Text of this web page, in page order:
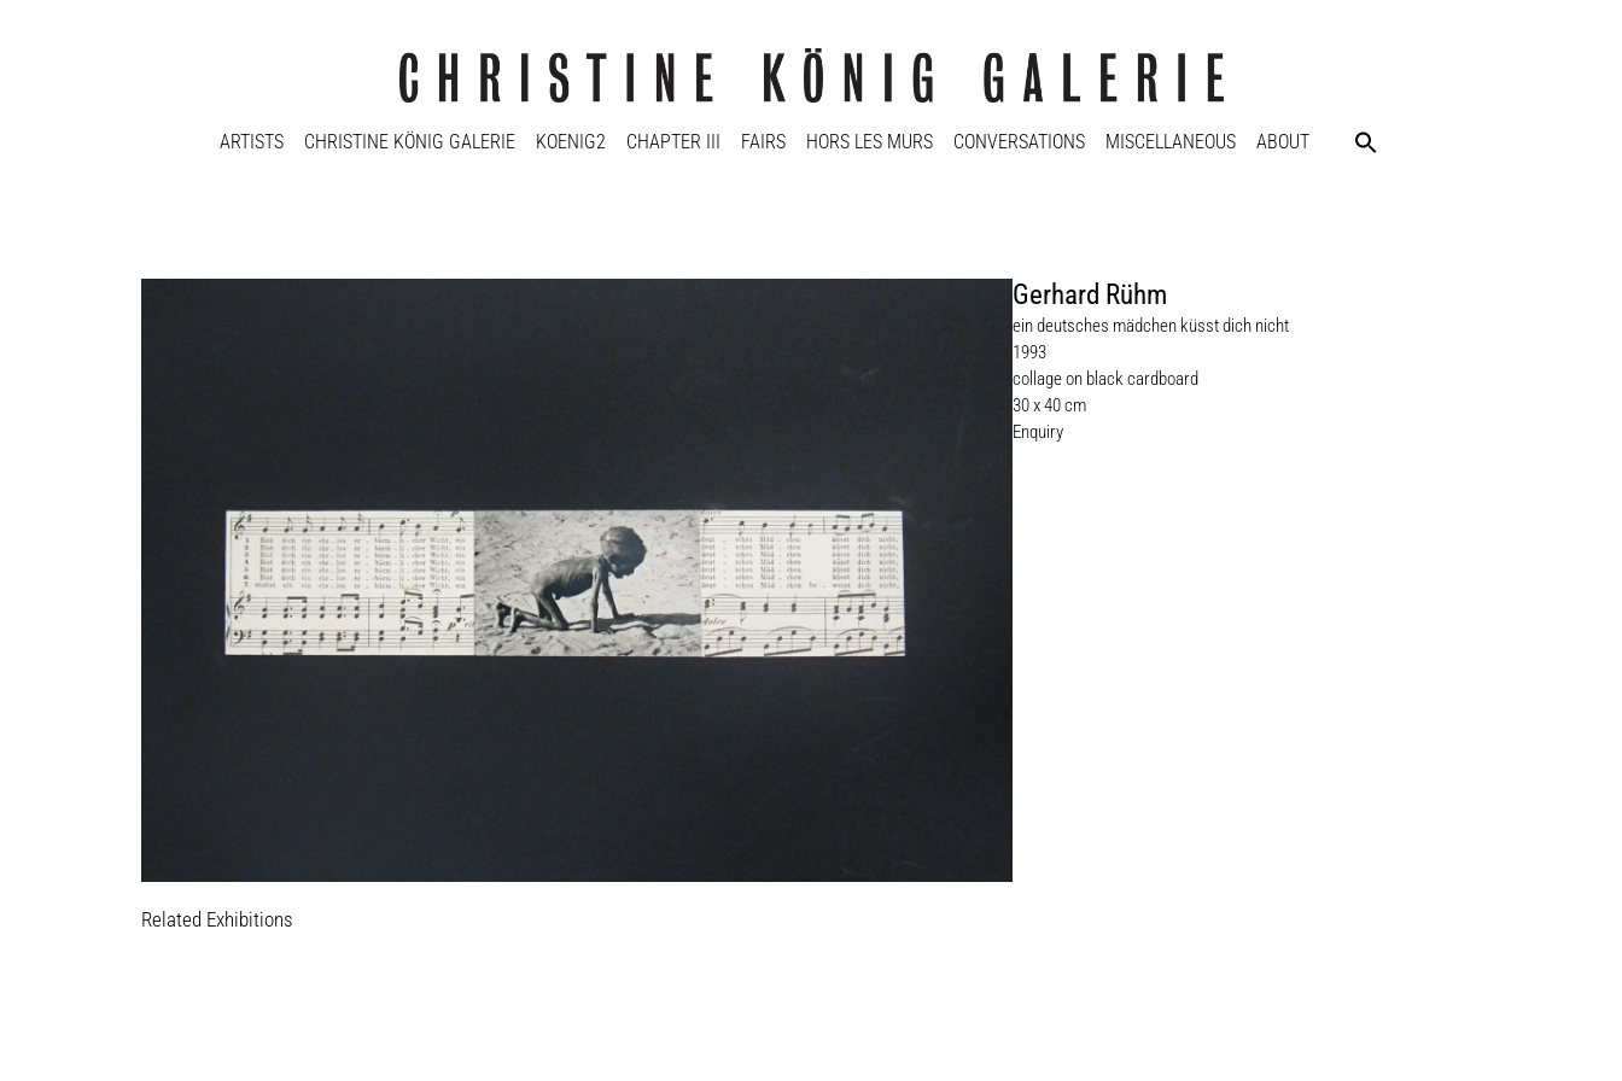
ARTISTS CHRISTINE KÖNIG GALERIE KOENIG2 CHAPTER III FAIRS HORS LES MURS CONVERSATIONS MISCELLANEOUS ABOUT
Gerhard Rühm
ein deutsches mädchen küsst dich nicht
1993
collage on black cardboard
30 x 40 cm
Enquiry
Related Exhibitions